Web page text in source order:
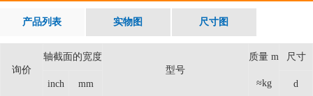
产品列表 实物图 尺寸图
询价
轴截面的宽度
型号
质量 m
≈kg
尺寸
inch mm d